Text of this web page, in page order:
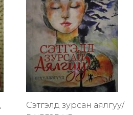
Сэтгэлд зурсан аялгуу/